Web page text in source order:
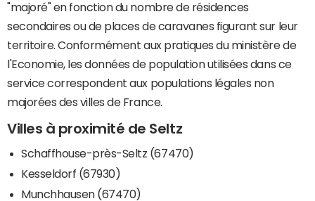
"majoré" en fonction du nombre de résidences
secondaires ou de places de caravanes figurant sur leur
territoire. Conformément aux pratiques du ministère de
l'Economie, les données de population utilisées dans ce
service correspondent aux populations légales non
majorées des villes de France.
Villes à proximité de Seltz
Schaffhouse-près-Seltz (67470)
Kesseldorf (67930)
Munchhausen (67470)